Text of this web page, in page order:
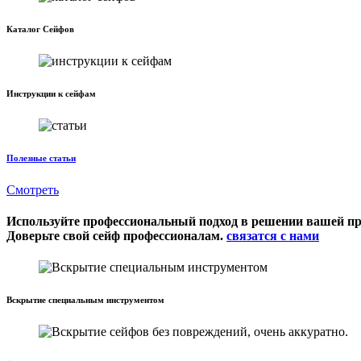
Каталог Сейфов
Инструкции к сейфам
Полезные статьи
Смотреть
Используйте профессиональный подход в решении вашей
Доверьте свой сейф профессионалам. связатся с нами
Вскрытие специальным инструментом